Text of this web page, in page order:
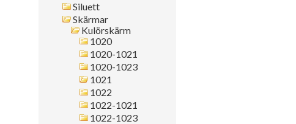
Siluett
Skärmar
Kulörskärm
1020
1020-1021
1020-1023
1021
1022
1022-1021
1022-1023